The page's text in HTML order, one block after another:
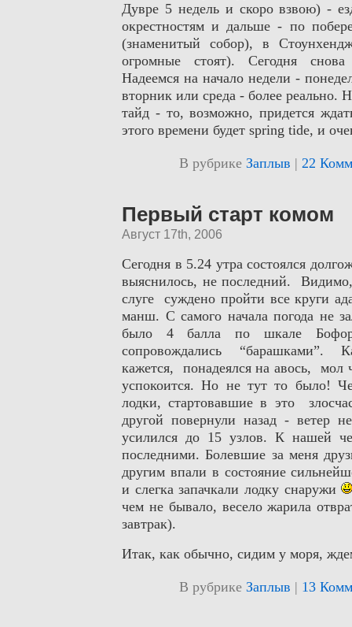
Дувре 5 недель и скоро взвою) -
окрестностям и дальше - по
(знаменитый собор), в
огромные стоят). Сегодня
Надеемся на начало недели -
вторник или среда - более реально.
тайд - то, возможно, придется
этого времени будет spring tide, и
В рубрике Заплыв | 22
Первый старт комом
Август 17th, 2006
Сегодня в 5.24 утра состоялся
выяснилось, не последний.
слуге суждено пройти все круги
манш. С самого начала погода не
было 4 балла по шкале
сопровождались “барашками”.
кажется, понадеялся на авось, мол
успокоится. Но не тут то было!
лодки, стартовавшие в это
другой повернули назад - ветер
усилился до 15 узлов. К нашей
последними. Болевшие за меня
другим впали в состояние
и слегка запачкали лодку снаружи
чем не бывало, весело жарила
завтрак).
Итак, как обычно, сидим у моря,
В рубрике Заплыв | 13